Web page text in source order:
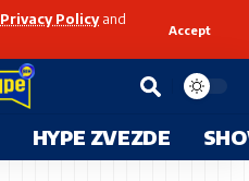
Privacy Policyand
Accept
HYPE ZVEZDE